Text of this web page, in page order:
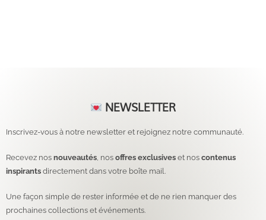
NEWSLETTER
Inscrivez-vous à notre newsletter et rejoignez notre communauté.
Recevez nos nouveautés , nos offres exclusives et nos contenus
inspirants directement dans votre boîte mail.
Une façon simple de rester informée et de ne rien manquer des
prochaines collections et événements.